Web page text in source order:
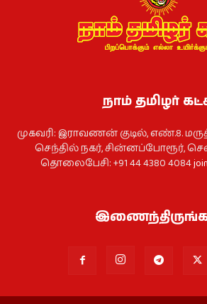
நாம் தமிழர்
முகவரி: இராவணன் குடில், எண்.8.
செந்தில் நகர், சின்னப்போரூர்,
தொலைபேசி: +91 44 4380 4084